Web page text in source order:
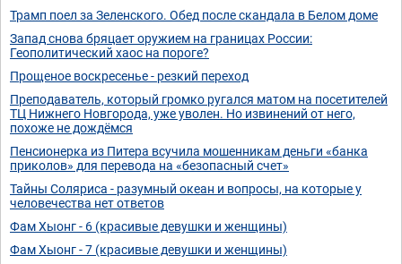
Трамп поел за Зеленского. Обед после скандала в Белом доме
Запад снова бряцает оружием на границах России:
Геополитический хаос на пороге?
Прощеное воскресенье - резкий переход
Преподаватель, который громко ругался матом на посетителей
ТЦ Нижнего Новгорода, уже уволен. Но извинений от него,
похоже не дождёмся
Пенсионерка из Питера всучила мошенникам деньги «банка
приколов» для перевода на «безопасный счет»
Тайны Соляриса - разумный океан и вопросы, на которые у
человечества нет ответов
Фам Хыонг - 6 (красивые девушки и женщины)
Фам Хыонг - 7 (красивые девушки и женщины)